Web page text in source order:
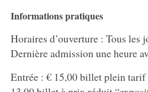
Informations pratiques
Horaires d’ouverture : Tous les
Dernière admission une heure
Entrée : € 15,00 billet plein tarif